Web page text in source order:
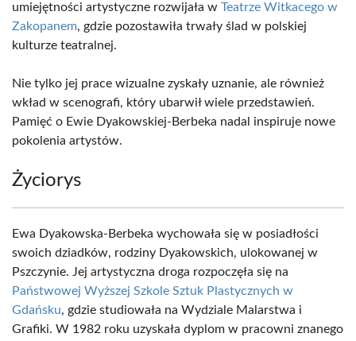
umiejętności artystyczne rozwijała w Teatrze Witkacego w
Zakopanem, gdzie pozostawiła trwały ślad w polskiej
kulturze teatralnej.
Nie tylko jej prace wizualne zyskały uznanie, ale również
wkład w scenografi, który ubarwił wiele przedstawień.
Pamięć o Ewie Dyakowskiej-Berbeka nadal inspiruje nowe
pokolenia artystów.
Życiorys
Ewa Dyakowska-Berbeka wychowała się w posiadłości
swoich dziadków, rodziny Dyakowskich, ulokowanej w
Pszczynie. Jej artystyczna droga rozpoczęła się na
Państwowej Wyższej Szkole Sztuk Plastycznych w
Gdańsku, gdzie studiowała na Wydziale Malarstwa i
Grafiki. W 1982 roku uzyskała dyplom w pracowni znanego